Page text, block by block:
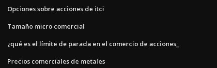
Opciones sobre acciones de itci
Tamaño micro comercial
¿qué es el límite de parada en el comercio de acciones_
Precios comerciales de metales